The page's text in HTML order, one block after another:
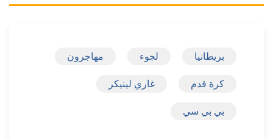
بريطانيا لجوء مهاجرون
كرة قدم غاري لينيكر
بي بي سي